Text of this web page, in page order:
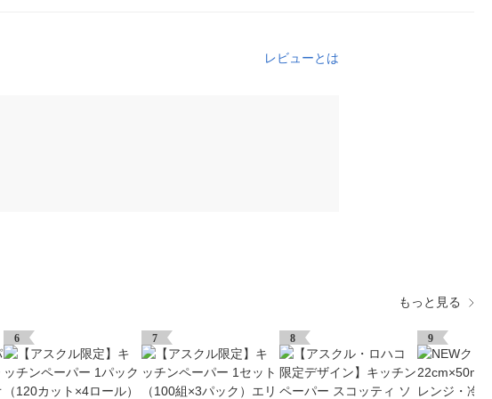
レビューとは
もっと見る
6 7 8 9